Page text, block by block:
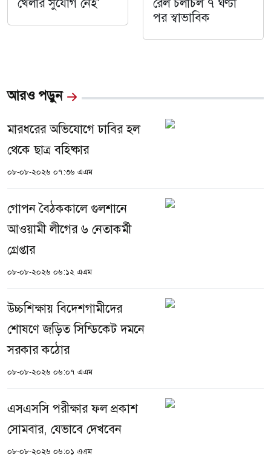
খেলার সুযোগ নেই'
রেল চলাচল ৭ ঘণ্টা
পর স্বাভাবিক
আরও পড়ুন
মারধরের অভিযোগে ঢাবির হল
থেকে ছাত্র বহিষ্কার
০৮-০৮-২০২৬ ০৭:৩৬ এএম
গোপন বৈঠককালে গুলশানে
আওয়ামী লীগের ৬ নেতাকর্মী
গ্রেপ্তার
০৮-০৮-২০২৬ ০৬:১২ এএম
উচ্চশিক্ষায় বিদেশগামীদের
শোষণে জড়িত সিন্ডিকেট দমনে
সরকার কঠোর
০৮-০৮-২০২৬ ০৬:০৭ এএম
এসএসসি পরীক্ষার ফল প্রকাশ
সোমবার, যেভাবে দেখবেন
০৮-০৮-২০২৬ ০৬:০১ এএম